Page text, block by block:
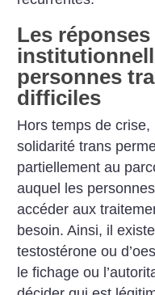
Les
personnes
difficiles
Hors temps de
solidarité trans
partiellement au
auquel les
accéder aux
besoin. Ainsi, il
testostérone ou
le fichage ou